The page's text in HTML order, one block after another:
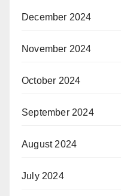
December 2024
November 2024
October 2024
September 2024
August 2024
July 2024